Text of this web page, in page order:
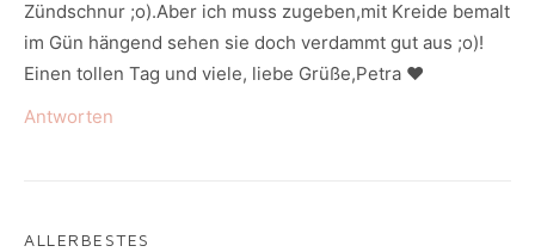
Zündschnur ;o).Aber ich muss zugeben,mit Kreide bemalt
im Gün hängend sehen sie doch verdammt gut aus ;o)!
Einen tollen Tag und viele, liebe Grüße,Petra ♥
Antworten
ALLERBESTES